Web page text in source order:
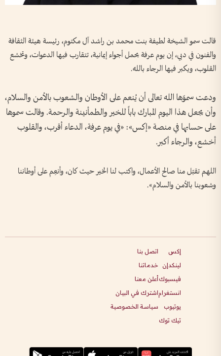
قالت سمو الشيخة لطيفة بنت محمد بن راشد آل مكتوم، رئيسة هيئة الثقافة
والفنون في دبي، إن يوم عرفة يحمل أجواء إيمانية، تتقارب فيها الدعوات، وتخشع
القلوب، ويكبر فيها الرجاء بالله.
ودعت سموّها الله تعالى أن يُنعم على الأوطان والشعوب بالأمن والسلام،
وأن يجعل هذا اليوم المبارك باباً للخير والطمأنينة والرحمة. وقالت سموها
على حسابها في منصة «إكس»: «في يوم عرفة، الدعاء أقرب، والقلوب
أخشع، والرجاء أكبر.
اللهم تقبّل منا صالح الأعمال، واكتب لنا الخير حيث كان، وأنعِم على أوطاننا
وشعوبنا بالأمن والسلام».
إكس
لينكدإن
فيسبوك
انستغرام
يوتيوب
تيك توك
اتصل بنا
خدماتنا
أعلن معنا
اشترك في البيان
سياسة الخصوصية